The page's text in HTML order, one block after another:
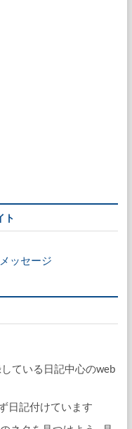
ト
ッセージ
ている日記中心のweb
日記付けています